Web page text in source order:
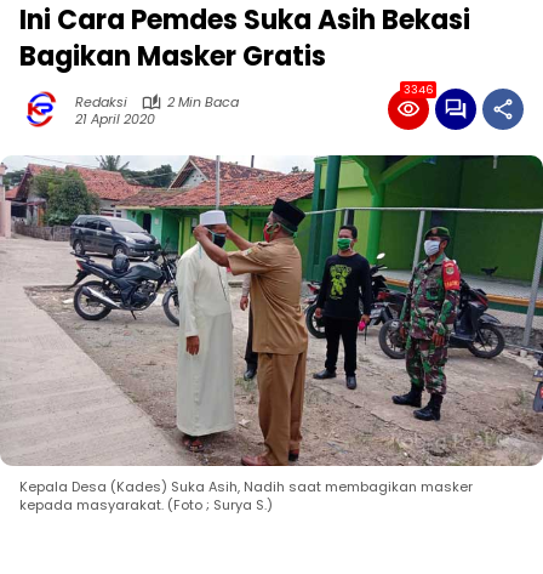
Ini Cara Pemdes Suka Asih Bekasi
Bagikan Masker Gratis
Redaksi
2 Min Baca
21 April 2020
3346
Kepala Desa (Kades) Suka Asih, Nadih saat membagikan masker
kepada masyarakat. (Foto ; Surya S.)